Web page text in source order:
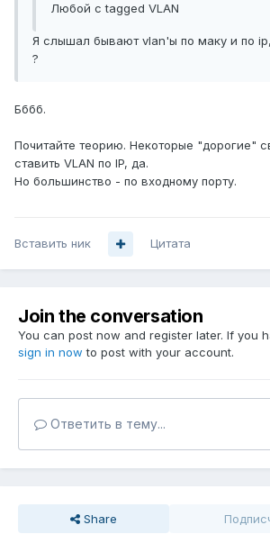
Любой с tagged VLAN
Я слышал бывают vlan'ы по маку и по
?
Бббб.
Почитайте теорию. Некоторые "дорогие"
ставить VLAN по IP, да.
Но большинство - по входному порту.
Вставить ник Цитата
Join the conversation
You can post now and register later. If you
sign in now to post with your account.
Ответить в тему...
Share